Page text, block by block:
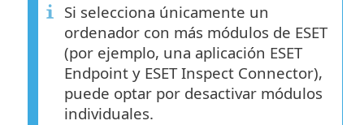
Si selecciona únicamente un
ordenador con más módulos de ESET
(por ejemplo, una aplicación ESET
Endpoint y ESET Inspect Connector),
puede optar por desactivar módulos
individuales.